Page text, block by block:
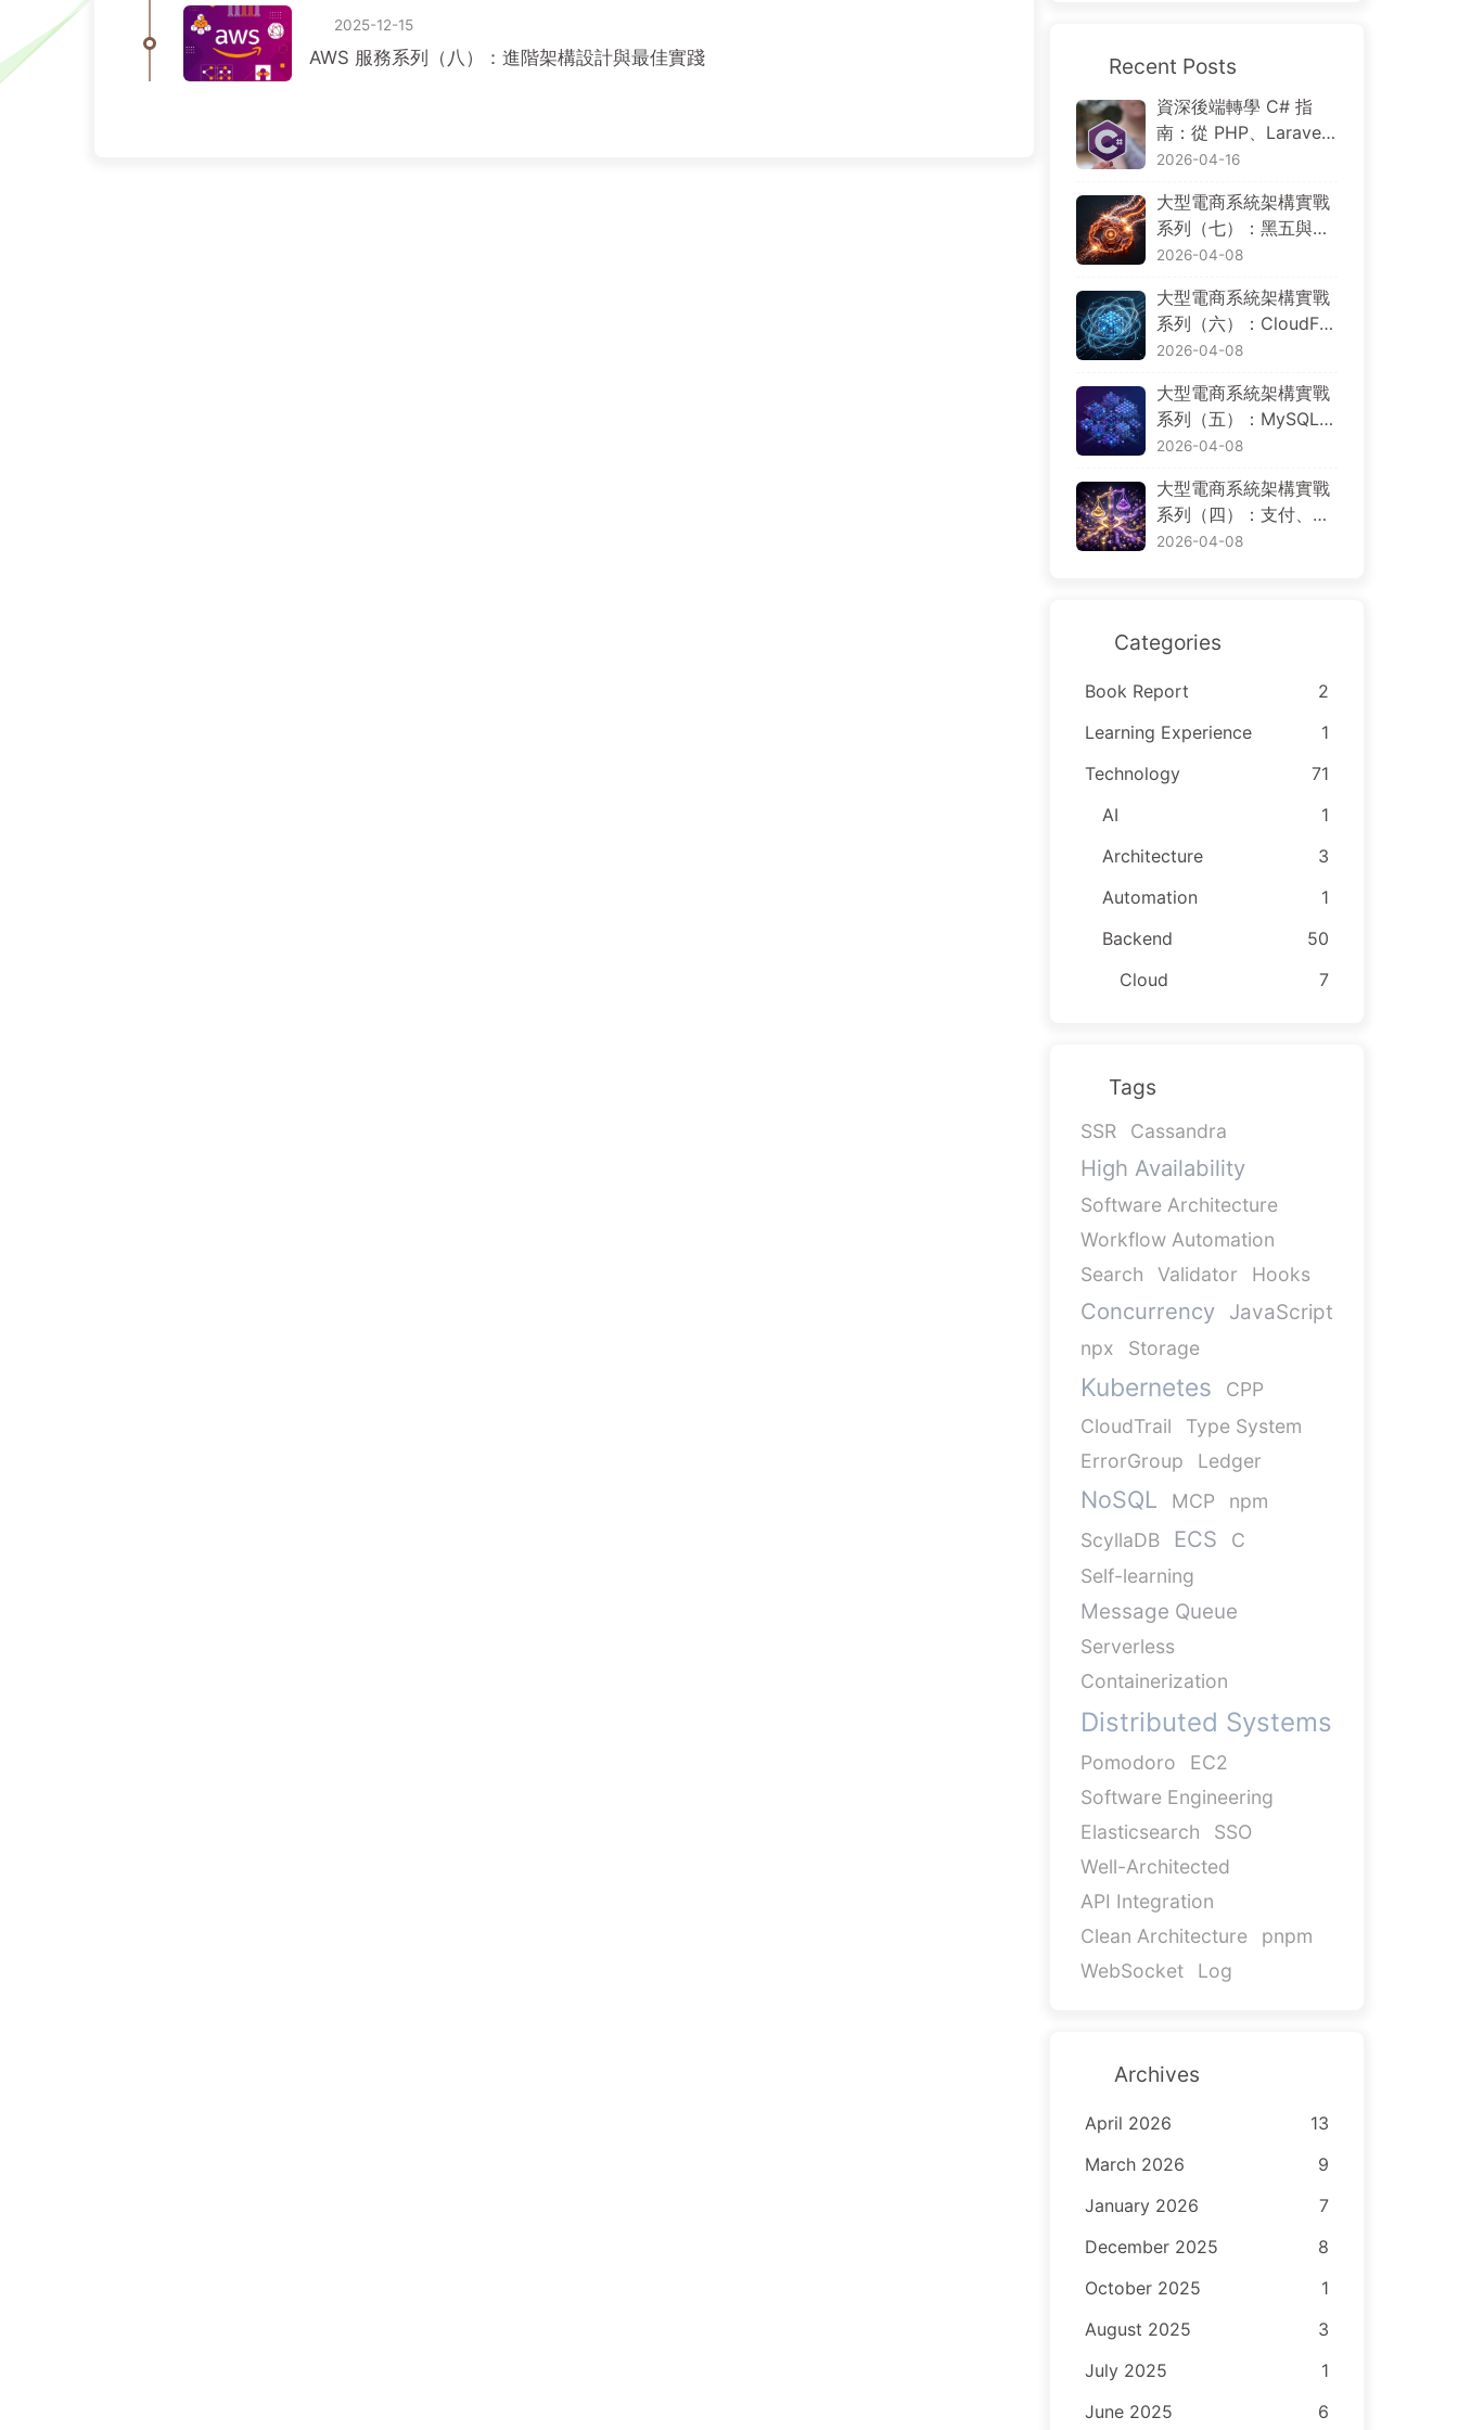
2025-12-15
AWS 服務系列（八）：進階架構設計與最佳實踐 Recent Posts
資深後端轉學 C# 指
南：從 PHP、Larave
l、Go、Node.js 到 .NE
電商實戰
2026-04-16
大型電商系統架構實戰
系列（七）：黑五與大
促場景下的限流、降
成本控制
2026-04-08
大型電商系統架構實戰
系列（六）：CloudFro
nt、WAF、ALB、EK
gion，AWS 基礎設施
如何規劃
2026-04-08
大型電商系統架構實戰
系列（五）：MySQL、
PostgreSQL、Dynam
arch 與 S3，資料到底
該放哪裡
2026-04-08
大型電商系統架構實戰
系列（四）：支付、退
款、帳務、對帳與交易
2026-04-08
Categories
Book Report
2
Learning Experience
1
Technology
71
AI
1
Architecture
3
Automation
1
Backend
50
Cloud
7
Tags
SSR Cassandra
High Availability
Software Architecture
Workflow Automation
Search
Validator Hooks
Concurrency JavaScript
npx Storage
Kubernetes
CPP
CloudTrail
Type System
ErrorGroup
Ledger
NoSQL MCP
npm
ScyllaDB
ECS
C
Self-learning
Message Queue
Serverless
Containerization
Distributed Systems
Pomodoro
EC2
Software Engineering
Elasticsearch
SSO
Well-Architected
API Integration
Clean Architecture
pnpm
WebSocket
Log
Archives
April 2026
13
March 2026
9
January 2026
7
December 2025
8
October 2025
1
August 2025
3
July 2025
1
June 2025
6